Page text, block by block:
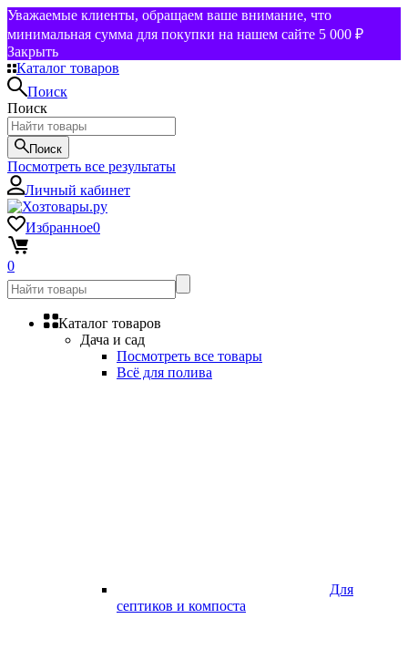
Уважаемые клиенты, обращаем ваше внимание, что
минимальная сумма для покупки на нашем сайте 5 000 ₽
Закрыть
Каталог товаров
Поиск
Поиск
Поиск
Посмотреть все результаты
Личный кабинет
Избранное0
0
Каталог товаров
Дача и сад
Посмотреть все товары
Всё для полива
Для
септиков и компоста